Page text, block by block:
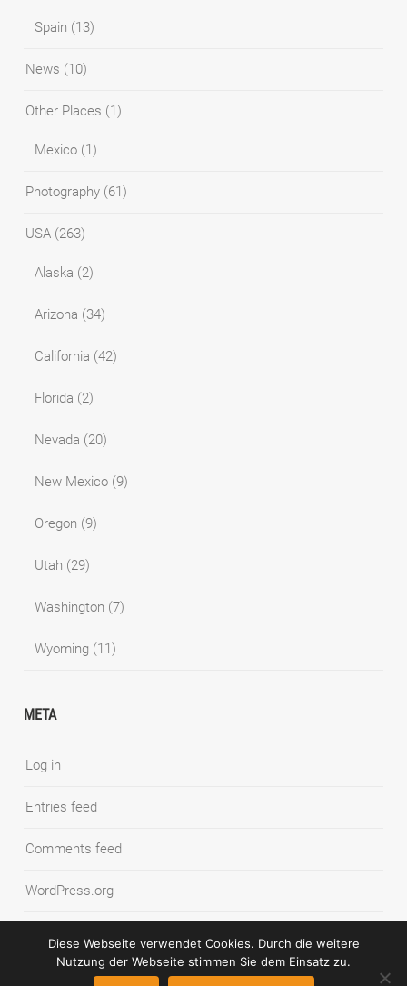
Spain (13)
News (10)
Other Places (1)
Mexico (1)
Photography (61)
USA (263)
Alaska (2)
Arizona (34)
California (42)
Florida (2)
Nevada (20)
New Mexico (9)
Oregon (9)
Utah (29)
Washington (7)
Wyoming (11)
META
Log in
Entries feed
Comments feed
WordPress.org
© COPYRIGHT SYNNATSCHKE PHOTOGRAPHY BLOG
Diese Webseite verwendet Cookies. Durch die weitere
Nutzung der Webseite stimmen Sie dem Einsatz zu.